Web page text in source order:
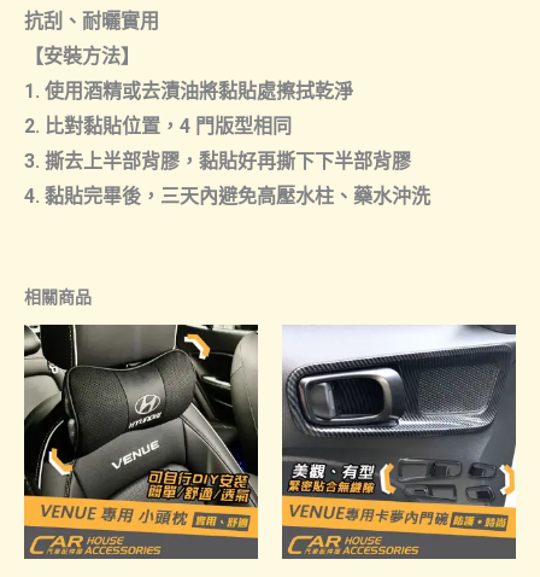
抗刮、耐曬實用
【安裝方法】
1. 使用酒精或去漬油將黏貼處擦拭乾淨
2. 比對黏貼位置，4 門版型相同
3. 撕去上半部背膠，黏貼好再撕下下半部背膠
4. 黏貼完畢後，三天內避免高壓水柱、藥水沖洗
相關商品